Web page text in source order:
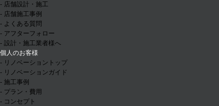
- 店舗設計・施工
- 店舗施工事例
- よくある質問
- アフターフォロー
- 設計・施工業者様へ
個人のお客様
- リノベーショントップ
- リノベーションガイド
- 施工事例
- プラン・費用
- コンセプト